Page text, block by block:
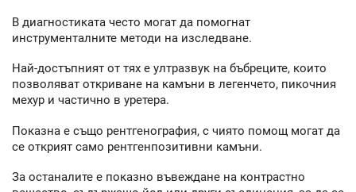
В диагностиката често могат да помогнат
инструменталните методи на изследване.
Най-достъпният от тях е ултразвук на бъбреците, които
позволяват откриване на камъни в легенчето, пикочния
мехур и частично в уретера.
Показна е също рентгенография, с чиято помощ могат да
се открият само рентгенпозитивни камъни.
За останалите е показно въвеждане на контрастно